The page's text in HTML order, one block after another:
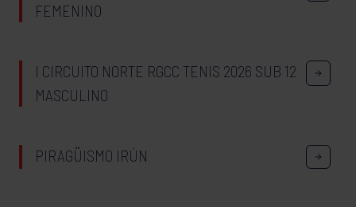
FEMENINO
I CIRCUITO NORTE RGCC TENIS 2026 SUB 12
MASCULINO
PIRAGÜISMO IRÚN